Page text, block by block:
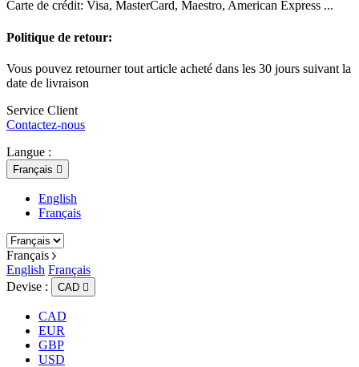
Carte de crédit: Visa, MasterCard, Maestro, American Express ...
Politique de retour:
Vous pouvez retourner tout article acheté dans les 30 jours suivant la
date de livraison
Service Client
Contactez-nous
Langue :
Français 
English
Français
Français
English Français
Devise :
CAD 
CAD
EUR
GBP
USD